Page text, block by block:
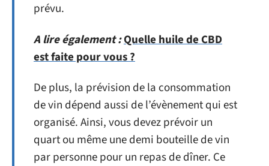
prévu.
A lire également :Quelle huile de CBD
est faite pour vous ?
De plus, la prévision de la consommation
de vin dépend aussi de l’évènement qui est
organisé. Ainsi, vous devez prévoir un
quart ou même une demi bouteille de vin
par personne pour un repas de dîner. Ce